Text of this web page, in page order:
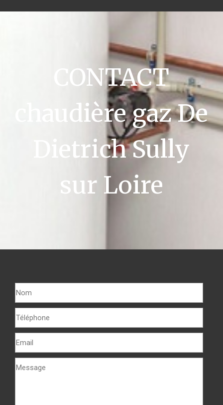
CONTACT
chaudière gaz De
Dietrich Sully
sur Loire